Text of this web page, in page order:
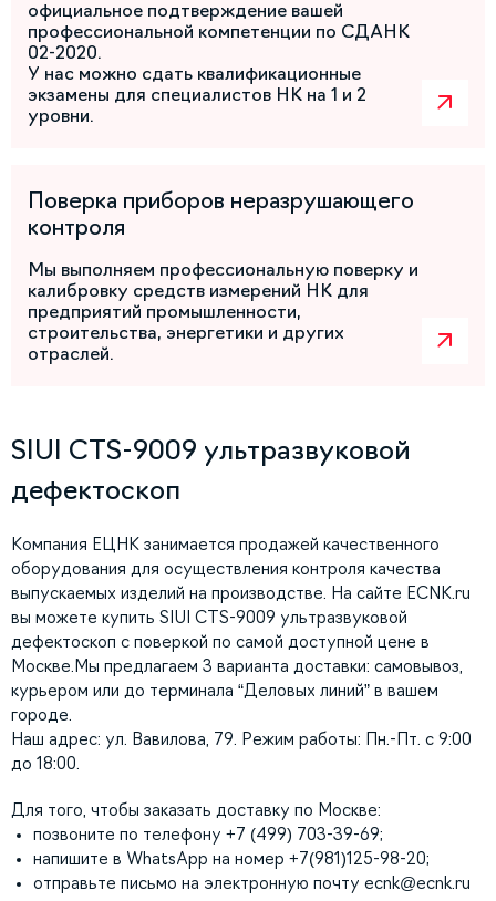
официальное подтверждение вашей
профессиональной компетенции по СДАНК
02-2020.
У нас можно сдать квалификационные
экзамены для специалистов НК на 1 и 2
уровни.
Поверка приборов неразрушающего
контроля
Мы выполняем профессиональную поверку и
калибровку средств измерений НК для
предприятий промышленности,
строительства, энергетики и других
отраслей.
SIUI CTS-9009 ультразвуковой
дефектоскоп
Компания ЕЦНК занимается продажей качественного
оборудования для осуществления контроля качества
выпускаемых изделий на производстве. На сайте ECNK.ru
вы можете купить SIUI CTS-9009 ультразвуковой
дефектоскоп с поверкой по самой доступной цене в
Москве.Мы предлагаем 3 варианта доставки: самовывоз,
курьером или до терминала “Деловых линий” в вашем
городе.
Наш адрес: ул. Вавилова, 79. Режим работы: Пн.-Пт. с 9:00
до 18:00.
Для того, чтобы заказать доставку по Москве:
позвоните по телефону +7 (499) 703-39-69;
напишите в WhatsApp на номер +7(981)125-98-20;
отправьте письмо на электронную почту ecnk@ecnk.ru